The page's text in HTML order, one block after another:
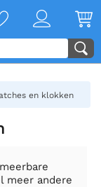
en klokken
meer andere